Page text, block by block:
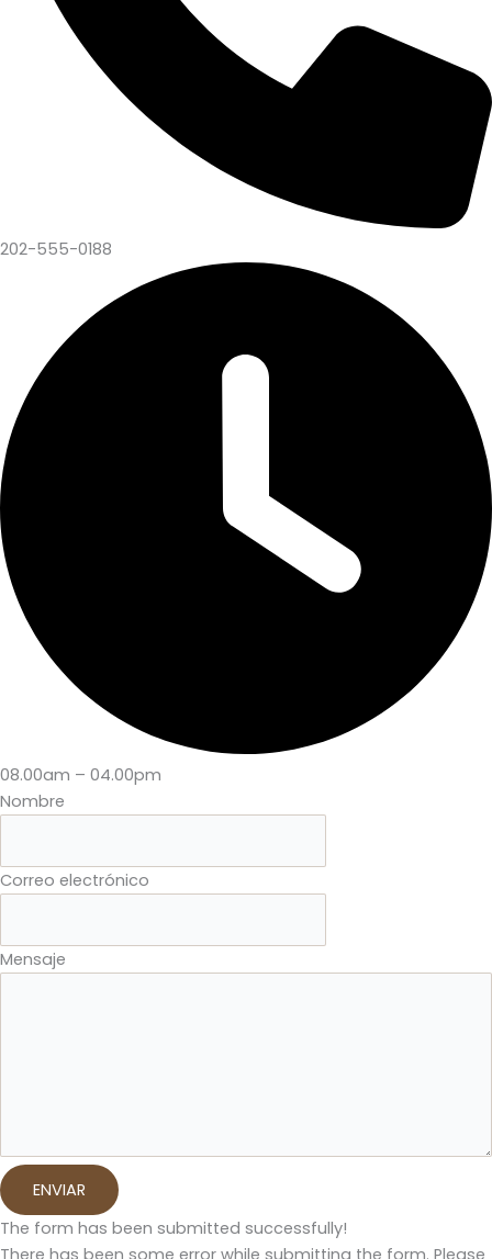
202-555-0188
08.00am – 04.00pm
Nombre
Correo electrónico
Mensaje
ENVIAR
The form has been submitted successfully!